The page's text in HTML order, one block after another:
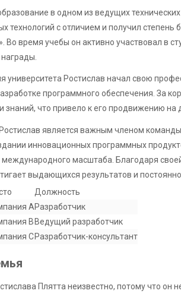
в одном из ведущих
технологий с отличием и получил степень
время учебы он активно участвовал в
университета Ростислав начал свою
программного обеспечения. За
знаний, что привело к его продвижению
является важным членом команды
инновационных программных
международного масштаба. Благодаря
выдающихся результатов и
Должность
AРазработчик
B Ведущий разработчик
CРазработчик-консультант
Плятта неизвестно, потому что он